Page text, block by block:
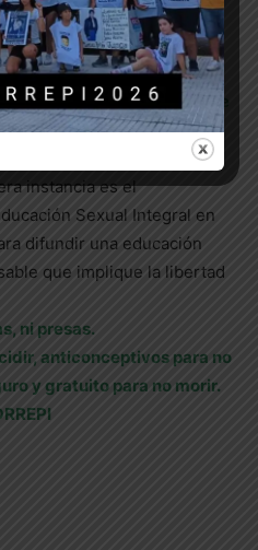
falta de acceso a
calidad y gratuitos, es
humanos por parte
de la salud pública.
como parte de un
instancia es el
Sexual Integral en
difundir una educación
que implique la libertad
ni presas.
anticonceptivos para no
y gratuito para no morir.